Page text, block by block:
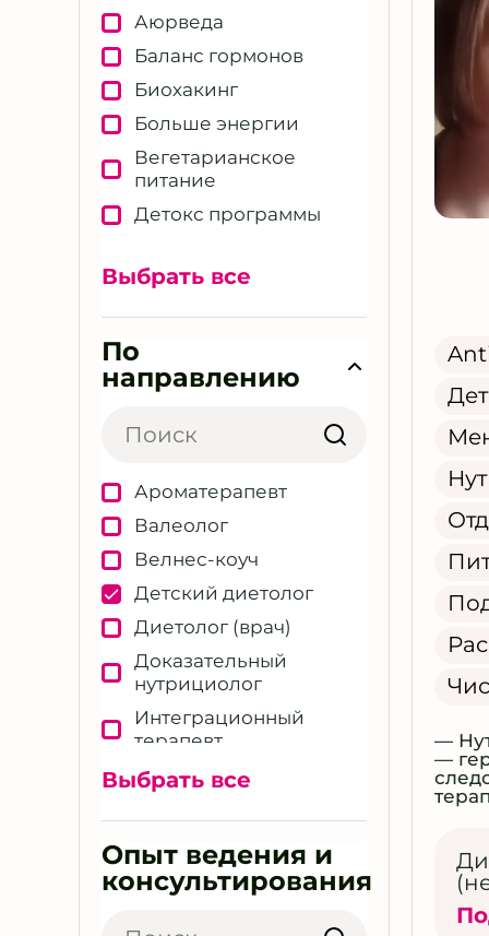
Аюрведа
Баланс гормонов
Биохакинг
Больше энергии
Вегетарианское
питание
Детокс программы
Женское здоровье
Здоровый сон
Здоровье ЖКТ
Кожа и тонус
Ментальное здоровье
Молодость и красота
Мужское здоровье
Нутрицевтическая
поддержка
Образование в теме
нутрициологии и
велнес
Общий велнес
Отдых и
восстановление
организма
рацион и диета
Питание в менопаузу
Питание детей и
Выбрать все
По
направлению
Ароматерапевт
Валеолог
Велнес-коуч
Детский диетолог
Диетолог (врач)
Доказательный
нутрициолог
Интеграционный
терапевт
Кинезиолог
Косметолог
Массажист
Выбрать все
Опыт ведения и
консультирования
—
—